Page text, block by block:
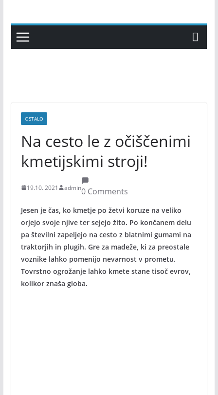
content
OSTALO
Na cesto le z očiščenimi
kmetijskimi stroji!
19.10. 2021 admin0 Comments
Jesen je čas, ko kmetje po žetvi koruze na veliko
orjejo svoje njive ter sejejo žito. Po končanem delu
pa številni zapeljejo na cesto z blatnimi gumami na
traktorjih in plugih. Gre za madeže, ki za preostale
voznike lahko pomenijo nevarnost v prometu.
Tovrstno ogrožanje lahko kmete stane tisoč evrov,
kolikor znaša globa.